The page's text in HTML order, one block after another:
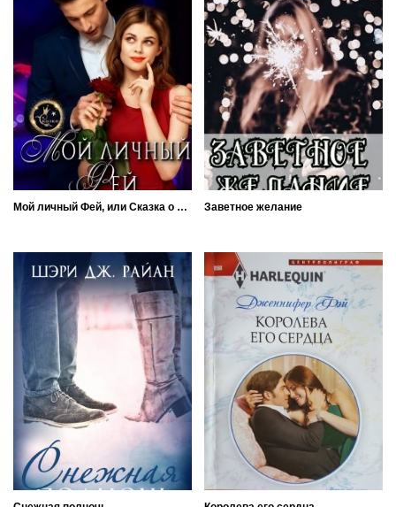
Мой личный Фей, или Сказка о Золушке Заветное желание